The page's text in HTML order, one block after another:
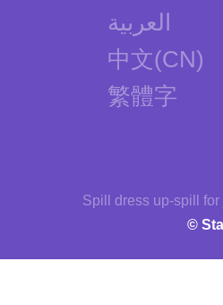
العربية
中文(CN)
繁體字
Spill dress up-spill
©